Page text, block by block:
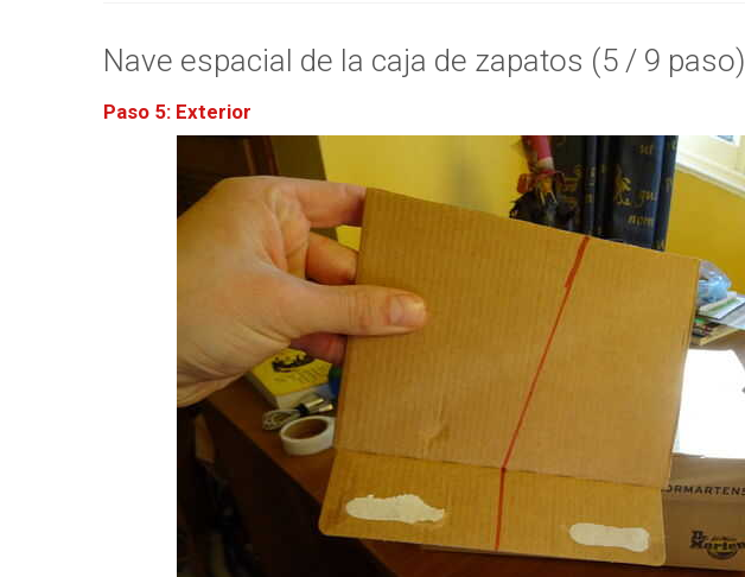
Nave espacial de la caja de zapatos (5 / 9 paso)
Paso 5: Exterior